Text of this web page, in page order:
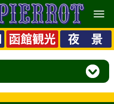
メ
ニ
ュ
ー